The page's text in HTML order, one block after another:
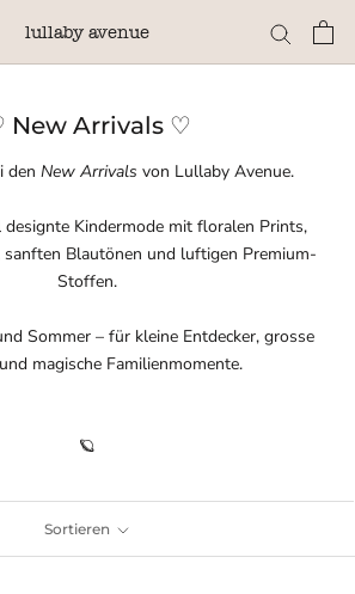
lullaby avenue
New Arrivals ♡
den New Arrivals von Lullaby Avenue.
designte Kindermode mit floralen Prints,
sanften Blautönen und luftigen Premium-
Stoffen.
Sommer – für kleine Entdecker, grosse
magische Familienmomente.
🪐
Sortieren